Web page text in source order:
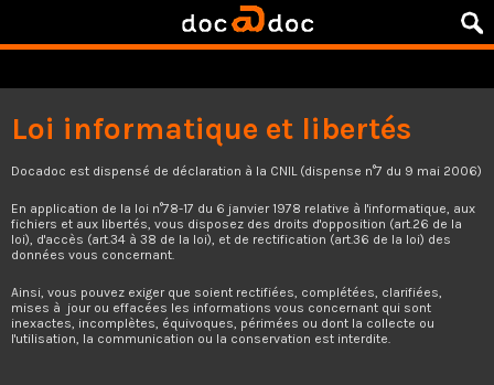
Loi informatique et libertés
Docadoc est dispensé de déclaration à la CNIL (dispense n°7 du 9 mai 2006)
En application de la loi n°78-17 du 6 janvier 1978 relative à l'informatique, aux
fichiers et aux libertés, vous disposez des droits d'opposition (art.26 de la
loi), d'accès (art.34 à 38 de la loi), et de rectification (art.36 de la loi) des
données vous concernant.
Ainsi, vous pouvez exiger que soient rectifiées, complétées, clarifiées,
mises à jour ou effacées les informations vous concernant qui sont
inexactes, incomplètes, équivoques, périmées ou dont la collecte ou
l'utilisation, la communication ou la conservation est interdite.